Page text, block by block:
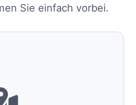
Sie einfach vorbei.